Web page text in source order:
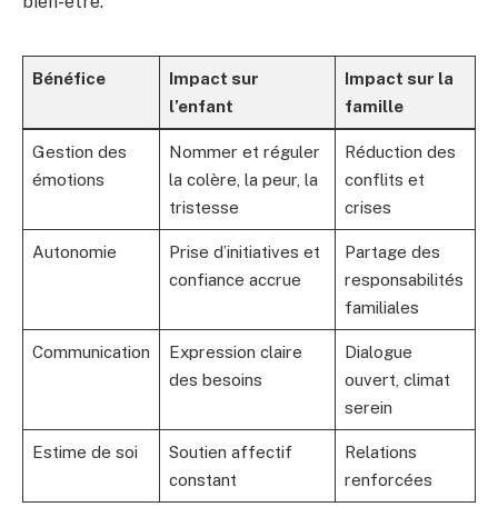
Bénéfice
Impact sur
l’enfant
Impact sur la
famille
Gestion des
émotions
Nommer et réguler
la colère, la peur, la
tristesse
Réduction des
conflits et
crises
Autonomie
Prise d’initiatives et
confiance accrue
Partage des
responsabilités
familiales
Communication
Expression claire
des besoins
Dialogue
ouvert, climat
serein
Estime de soi
Soutien affectif
constant
Relations
renforcées